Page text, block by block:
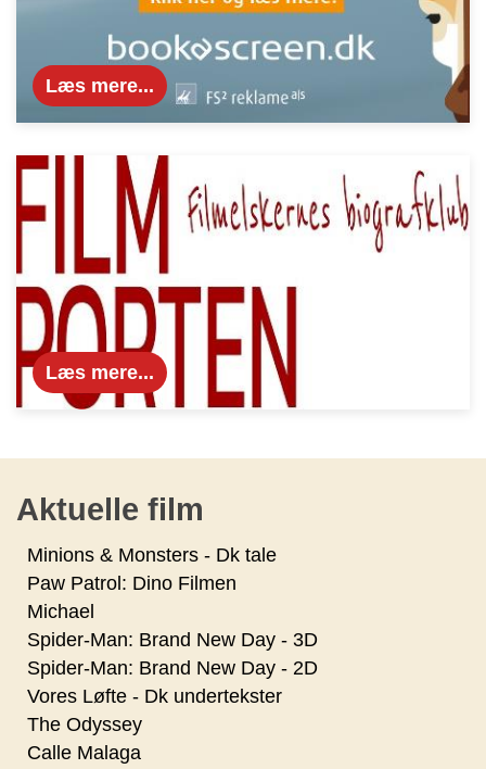
Læs mere...
Læs mere...
Aktuelle film
Minions & Monsters - Dk tale
Paw Patrol: Dino Filmen
Michael
Spider-Man: Brand New Day - 3D
Spider-Man: Brand New Day - 2D
Vores Løfte - Dk undertekster
The Odyssey
Calle Malaga